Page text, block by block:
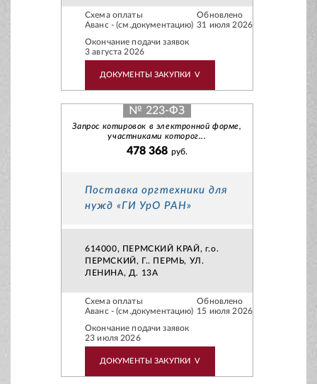
Схема оплаты
Аванс - (см.документацию)
Обновлено
31 июля 2026
Окончание подачи заявок
3 августа 2026
ДОКУМЕНТЫ ЗАКУПКИ V
№ 223-ФЗ
Запрос котировок в электронной форме,
участниками которог...
478 368 руб.
Поставка оргтехники для
нужд «ГИ УрО РАН»
614000, ПЕРМСКИЙ КРАЙ, г.о.
ПЕРМСКИЙ, Г.. ПЕРМЬ, УЛ.
ЛЕНИНА, Д. 13А
Схема оплаты
Аванс - (см.документацию)
Обновлено
15 июля 2026
Окончание подачи заявок
23 июля 2026
ДОКУМЕНТЫ ЗАКУПКИ V